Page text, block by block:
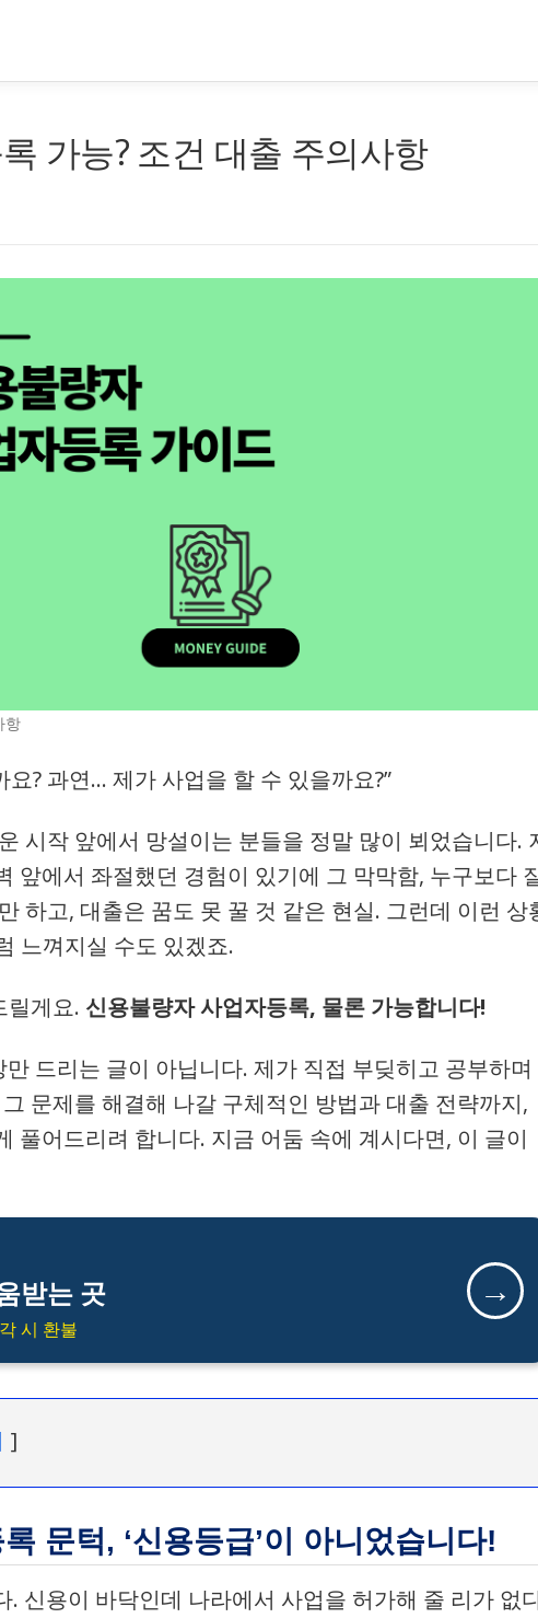
가능? 조건 대출 주의사항
항
? 과연… 제가 사업을 할 수 있을까요?”
시작 앞에서 망설이는 분들을 정말 많이 뵈었습니다.
앞에서 좌절했던 경험이 있기에 그 막막함, 누구보다
하고, 대출은 꿈도 못 꿀 것 같은 현실. 그런데 이런 상
느껴지실 수도 있겠죠.
릴게요. 신용불량자 사업자등록, 물론 가능합니다!
드리는 글이 아닙니다. 제가 직접 부딪히고 공부하며
문제를 해결해 나갈 구체적인 방법과 대출 전략까지,
풀어드리려 합니다. 지금 어둠 속에 계시다면, 이 글이
받는 곳
시 환불
→
문턱, ‘신용등급’이 아니었습니다!
. 신용이 바닥인데 나라에서 사업을 허가해 줄 리가 없